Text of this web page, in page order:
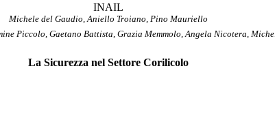
INAIL
Michele del Gaudio, Aniello Troiano, Pino Mauriello
Piccolo, Gaetano Battista, Grazia Memmolo, Angela Nicotera,
La Sicurezza nel Settore Corilicolo